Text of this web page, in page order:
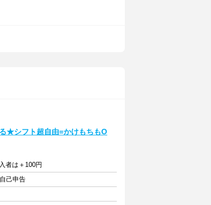
★シフト超自由=かけもちもO
者は＋100円
己申告